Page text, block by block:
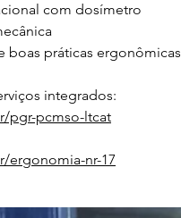
com dosímetro
práticas ergonômicas
integrados:
pgr-pcmso-ltcat
ergonomia-nr-17